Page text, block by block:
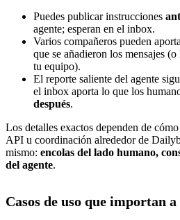
Puedes publicar instrucciones
agente; esperan en el inbox.
Varios compañeros pueden
que se añadieron los mensajes
tu equipo).
El reporte saliente del agente
el inbox aporta lo que los
después.
Los detalles exactos dependen de
API u coordinación alrededor de
mismo: encolas del lado humano,
del agente.
Casos de uso que importan